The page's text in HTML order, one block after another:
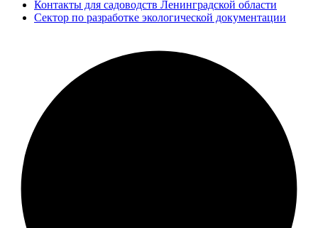
Контакты для садоводств Ленинградской области
Сектор по разработке экологической документации